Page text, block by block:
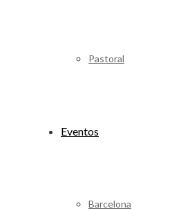
Pastoral
Eventos
Barcelona